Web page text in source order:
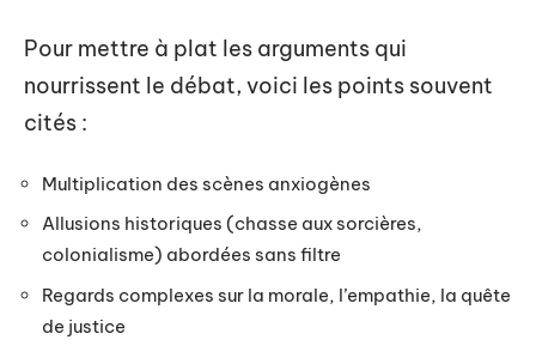
Pour mettre à plat les arguments qui
nourrissent le débat, voici les points souvent
cités :
Multiplication des scènes anxiogènes
Allusions historiques (chasse aux sorcières,
colonialisme) abordées sans filtre
Regards complexes sur la morale, l’empathie, la quête
de justice